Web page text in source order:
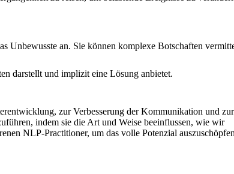
Unbewusste an. Sie können komplexe Botschaften
darstellt und implizit eine Lösung anbietet.
zur Verbesserung der Kommunikation und zur
indem sie die Art und Weise beeinflussen, wie wir
NLP-Practitioner, um das volle Potenzial